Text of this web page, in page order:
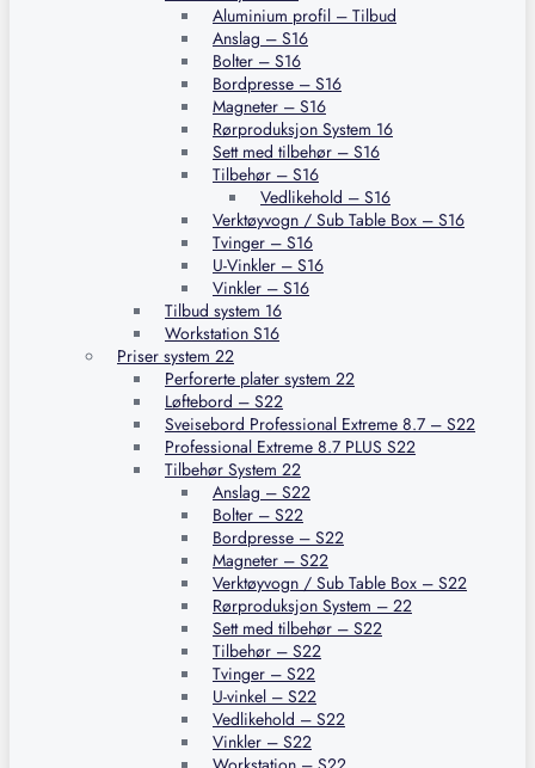
Aluminium profil – Tilbud
Anslag – S16
Bolter – S16
Bordpresse – S16
Magneter – S16
Rørproduksjon System 16
Sett med tilbehør – S16
Tilbehør – S16
Vedlikehold – S16
Verktøyvogn / Sub Table Box – S16
Tvinger – S16
U-Vinkler – S16
Vinkler – S16
Tilbud system 16
Workstation S16
Priser system 22
Perforerte plater system 22
Løftebord – S22
Sveisebord Professional Extreme 8.7 – S22
Professional Extreme 8.7 PLUS S22
Tilbehør System 22
Anslag – S22
Bolter – S22
Bordpresse – S22
Magneter – S22
Verktøyvogn / Sub Table Box – S22
Rørproduksjon System – 22
Sett med tilbehør – S22
Tilbehør – S22
Tvinger – S22
U-vinkel – S22
Vedlikehold – S22
Vinkler – S22